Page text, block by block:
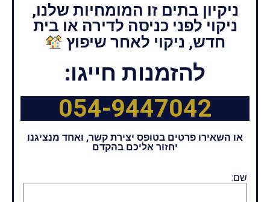
ניקיון בתים זו המומחיות שלנו,
ניקוי לפני כניסה לדירה או בית
חדש, ניקוי לאחר שיפוץ
להזמנות חייגו:
054-9447042
או השאירו פרטים בטופס יצירת קשר, ואחד מנציגנו
יחזור אליכם בהקדם
שם: